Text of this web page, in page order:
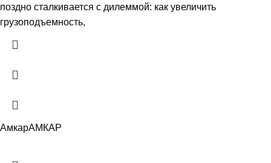
поздно сталкивается с дилеммой: как увеличить
грузоподъемность,
АмкарАМКАР